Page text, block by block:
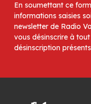
En soumettant ce
informations saisies
newsletter de Radio
vous désinscrire à
désinscription